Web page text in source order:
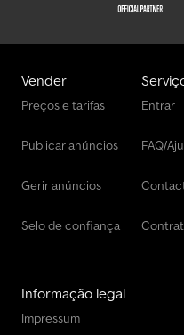
REBOQUE TDF (TOMADA DE
EM ESTOQUE!!! SIGA-NOS NO
PARA VER OS VÍDEOS DE
COMERCIAIS E MÁQUINAS À
Vender
Preços e tarifas
Publicar anúncios
Gerir anúncios
Selo de confiança
Entrar
FAQ/
Informação legal
Impressum